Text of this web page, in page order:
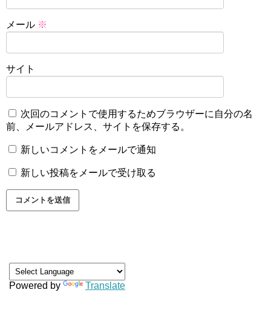
メール ※
サイト
次回のコメントで使用するためブラウザーに自分の名
前、メールアドレス、サイトを保存する。
新しいコメントをメールで通知
新しい投稿をメールで受け取る
Powered by Translate